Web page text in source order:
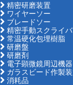
精密研磨装置
ワイヤーソー
ブレードソー
精密手動スクライ
常温硬化包埋樹脂
研磨盤
研磨剤
電子顕微鏡周辺機器
ガラスビード作製
消耗品